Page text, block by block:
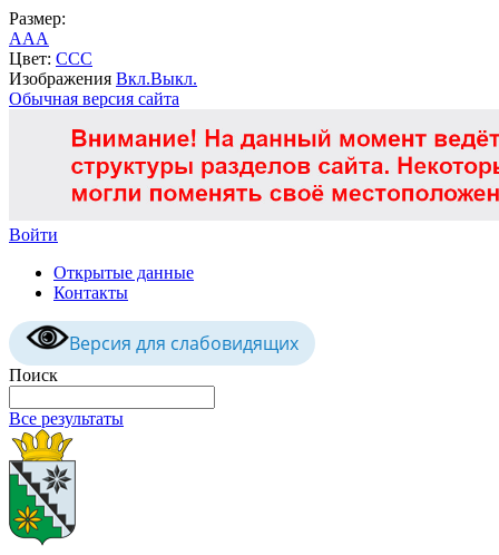
Размер:
AAA
Цвет: CCC
Изображения Вкл.Выкл.
Обычная версия сайта
Войти
Открытые данные
Контакты
Версия для слабовидящих
Поиск
Все результаты